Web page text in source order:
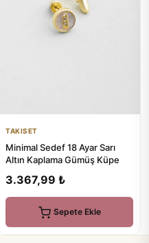
TAKISET
Minimal Sedef 18 Ayar Sarı
Altın Kaplama Gümüş Küpe
3.367,99 ₺
Sepete Ekle